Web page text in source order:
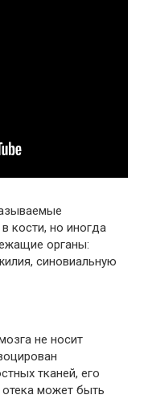
кости, но иногда
органы:
синовиальную
не носит
тканей, его
может быть